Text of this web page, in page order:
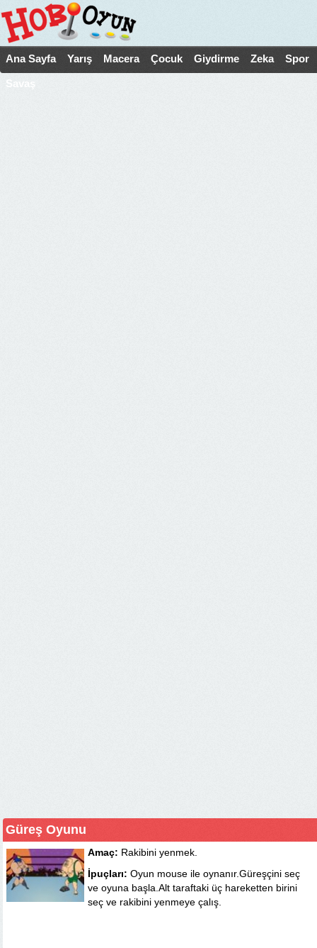
Ana Sayfa Yarış Macera Çocuk Giydirme Zeka Spor
Güreş Oyunu
Amaç: Rakibini yenmek.
İpuçları: Oyun mouse ile oynanır.Güreşçini seç
ve oyuna başla.Alt taraftaki üç hareketten birini
seç ve rakibini yenmeye çalış.